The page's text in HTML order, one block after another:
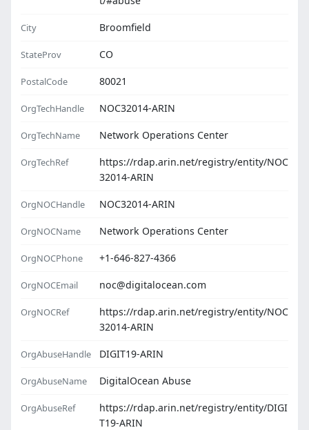
City Broomfield
StateProv CO
PostalCode 80021
OrgTechHandle NOC32014-ARIN
OrgTechName Network Operations Center
OrgTechRef
https://rdap.arin.net/registry/entity/NOC
32014-ARIN
OrgNOCHandle NOC32014-ARIN
OrgNOCName Network Operations Center
OrgNOCPhone +1-646-827-4366
OrgNOCEmail noc@digitalocean.com
OrgNOCRef
https://rdap.arin.net/registry/entity/NOC
32014-ARIN
OrgAbuseHandle DIGIT19-ARIN
OrgAbuseName DigitalOcean Abuse
OrgAbuseRef
https://rdap.arin.net/registry/entity/DIGI
T19-ARIN